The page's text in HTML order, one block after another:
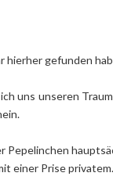
hierher gefunden
uns unseren
Pepelinchen
einer Prise privatem.